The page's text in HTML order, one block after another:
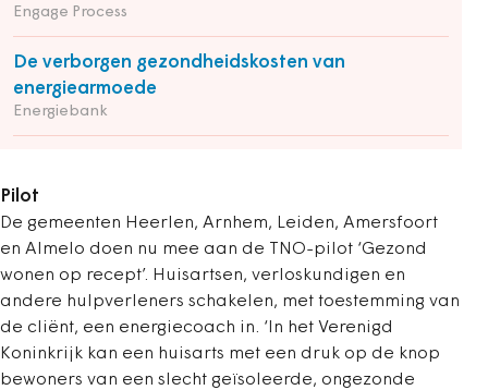
Engage Process
De verborgen gezondheidskosten van
energiearmoede
Energiebank
Pilot
De gemeenten Heerlen, Arnhem, Leiden, Amersfoort
en Almelo doen nu mee aan de TNO-pilot ‘Gezond
wonen op recept’. Huisartsen, verloskundigen en
andere hulpverleners schakelen, met toestemming van
de cliënt, een energiecoach in. ‘In het Verenigd
Koninkrijk kan een huisarts met een druk op de knop
bewoners van een slecht geïsoleerde, ongezonde